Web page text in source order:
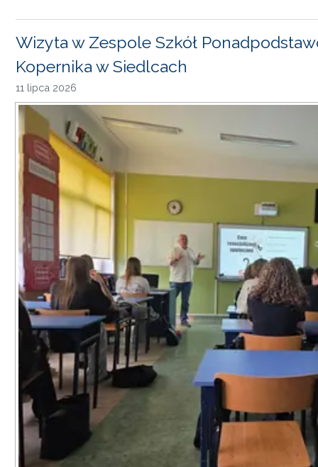
Wizyta w Zespole Szkół
Kopernika w Siedlcach
11 lipca 2026